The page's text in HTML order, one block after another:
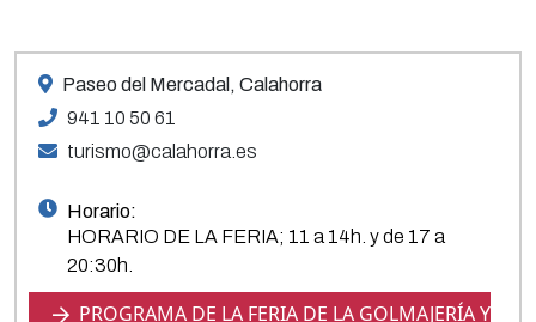
Paseo del Mercadal, Calahorra
941 10 50 61
turismo@calahorra.es
Horario:
HORARIO DE LA FERIA; 11 a 14h. y de 17 a
20:30h.
PROGRAMA DE LA FERIA DE LA GOLMAJERÍA Y